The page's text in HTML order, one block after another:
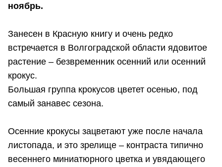
ноябрь.
Занесен в Красную книгу и очень редко
встречается в Волгоградской области ядовитое
растение – безвременник осенний или осенний
крокус.
Большая группа крокусов цветет осенью, под
самый занавес сезона.
Осенние крокусы зацветают уже после начала
листопада, и это зрелище – контраста типично
весеннего миниатюрного цветка и увядающего